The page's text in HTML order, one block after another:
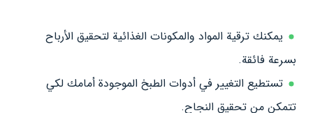
يمكنك ترقية المواد والمكونات الغذائية لتحقيق الأرباح
بسرعة فائقة.
تستطيع التغيير في أدوات الطبخ الموجودة أمامك لكي
تتمكن من تحقيق النجاح.